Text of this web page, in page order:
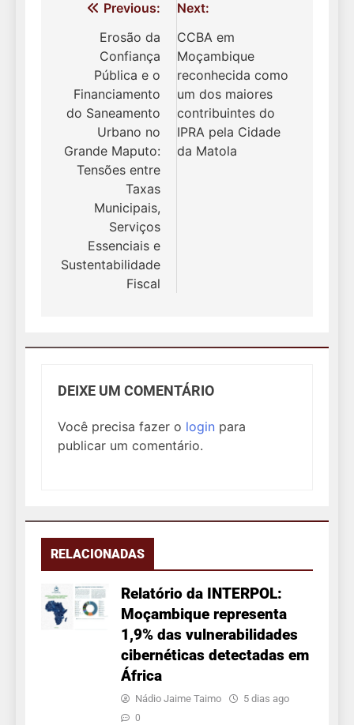
Navegação
Post
Previous:
Erosão da
Confiança
Pública e o
Financiamento
do Saneamento
Urbano no
Grande Maputo:
Tensões entre
Taxas
Municipais,
Serviços
Essenciais e
Sustentabilidade
Fiscal
Next:
CCBA em
Moçambique
reconhecida como
um dos maiores
contribuintes do
IPRA pela Cidade
da Matola
DEIXE UM COMENTÁRIO
Você precisa fazer o login para
publicar um comentário.
RELACIONADAS
Relatório da INTERPOL:
Moçambique representa
1,9% das vulnerabilidades
cibernéticas detectadas em
África
Nádio Jaime Taimo 5 dias ago
0